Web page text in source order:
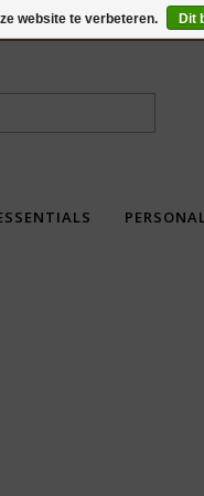
website te verbeteren. Dit